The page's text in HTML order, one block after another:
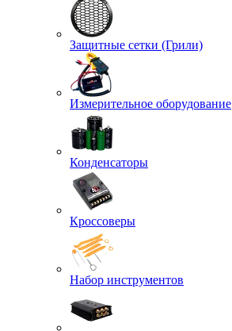
Защитные сетки (Грили)
Измерительное оборудование
Конденсаторы
Кроссоверы
Набор инструментов